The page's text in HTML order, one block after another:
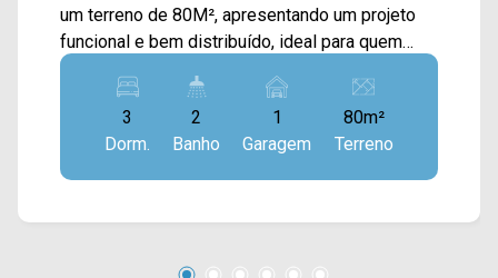
um terreno de 80M², apresentando um projeto
funcional e bem distribuído, ideal para quem
busca praticidade e conforto no dia a dia. A área
social conta com sala de estar com sacada e
vista livre, proporcionando boa iluminação e
ventilação natural, além de cozinha com
armários e área de serviço, garantindo
suíte; 02 banheiros, sendo 01 social; 01 vaga de
3
Dorm.
2
Banho
1
Garagem
80m²
Terreno